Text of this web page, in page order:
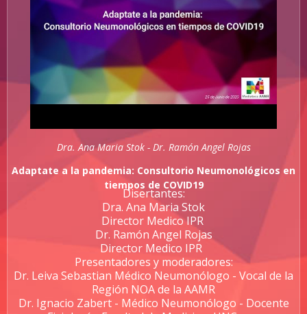
Dra. Ana Maria Stok - Dr. Ramón Angel Rojas
Adaptate a la pandemia: Consultorio Neumonológicos en
tiempos de COVID19
Disertantes:
Dra. Ana Maria Stok
Director Medico IPR
Dr. Ramón Angel Rojas
Director Medico IPR
Presentadores y moderadores:
Dr. Leiva Sebastian Médico Neumonólogo - Vocal de la
Región NOA de la AAMR
Dr. Ignacio Zabert - Médico Neumonólogo - Docente